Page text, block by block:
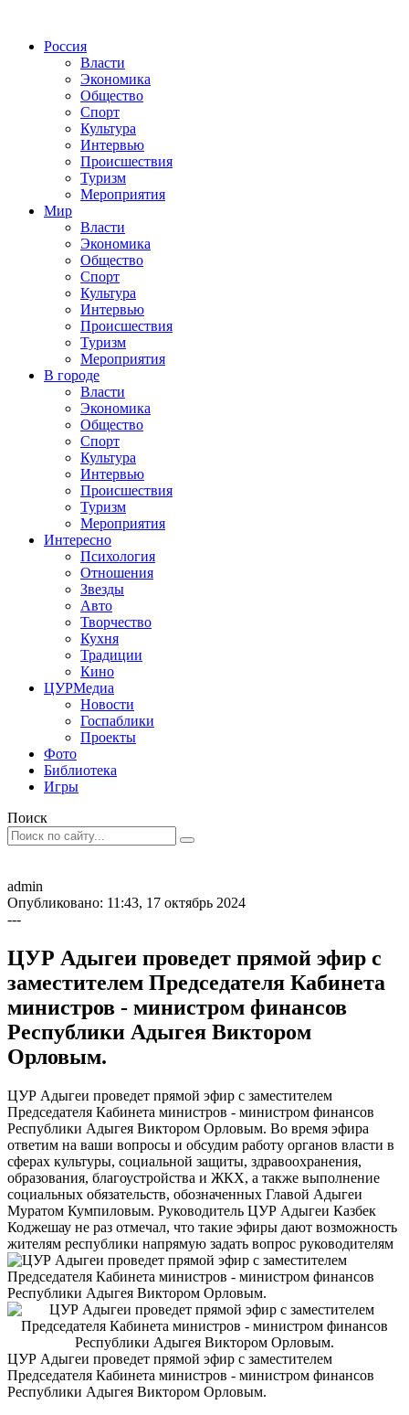
Россия
Власти
Экономика
Общество
Спорт
Культура
Интервью
Происшествия
Туризм
Мероприятия
Мир
Власти
Экономика
Общество
Спорт
Культура
Интервью
Происшествия
Туризм
Мероприятия
В городе
Власти
Экономика
Общество
Спорт
Культура
Интервью
Происшествия
Туризм
Мероприятия
Интересно
Психология
Отношения
Звезды
Авто
Творчество
Кухня
Традиции
Кино
ЦУРМедиа
Новости
Госпаблики
Проекты
Фото
Библиотека
Игры
Поиск
admin
Опубликовано: 11:43, 17 октябрь 2024
---
ЦУР Адыгеи проведет прямой эфир с
заместителем Председателя Кабинета
министров - министром финансов
Республики Адыгея Виктором
Орловым.
ЦУР Адыгеи проведет прямой эфир с заместителем
Председателя Кабинета министров - министром финансов
Республики Адыгея Виктором Орловым. Во время эфира
ответим на ваши вопросы и обсудим работу органов власти в
сферах культуры, социальной защиты, здравоохранения,
образования, благоустройства и ЖКХ, а также выполнение
социальных обязательств, обозначенных Главой Адыгеи
Муратом Кумпиловым. Руководитель ЦУР Адыгеи Казбек
Коджешау не раз отмечал, что такие эфиры дают возможность
жителям республики напрямую задать вопрос руководителям
ЦУР Адыгеи проведет прямой эфир с заместителем
Председателя Кабинета министров - министром финансов
Республики Адыгея Виктором Орловым.